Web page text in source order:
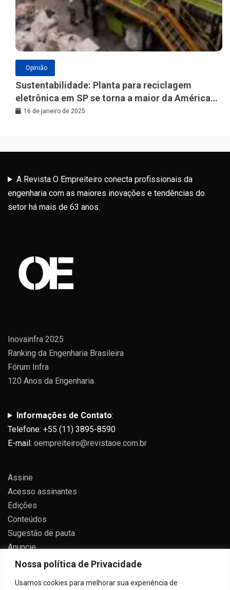
Nossa política de Privacidade
Usamos cookies para melhorar sua experiência de
Opinião
Sustentabilidade: Planta para reciclagem
eletrônica em SP se torna a maior da América
Latina
16 de janeiro de 2025
A Revista O Empreiteiro conecta profissionais da
engenharia com as maiores inovações e tendências do
setor há mais de 63 anos.
Inovainfra 2025
Ranking da Engenharia Brasileira
Fórum Infra
120 Anos da Engenharia
Informações de Contato:
Telefone: +55 (11) 3895-8590
E-mail: oempreiteiro@revistaoe.com.br
Assine
Acesso assinantes
Edições
Conteúdos
Sugestão de pauta
Anuncie
Contato